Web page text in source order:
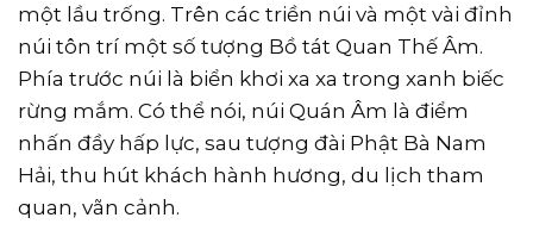
một lầu trống. Trên các triền núi và một vài đỉnh
núi tôn trí một số tượng Bồ tát Quan Thế Âm.
Phía trước núi là biển khơi xa xa trong xanh biếc
rừng mắm. Có thể nói, núi Quán Âm là điểm
nhấn đầy hấp lực, sau tượng đài Phật Bà Nam
Hải, thu hút khách hành hương, du lịch tham
quan, vãn cảnh.